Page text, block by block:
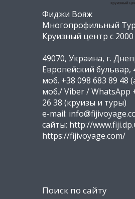
Фиджи Вояж
Многопрофильный
Круизный центр с 2000
49070, Украина, г.
Европейский бульвар,
моб. +38 098 683 89 48
моб./ Viber / WhatsApp
26 38 (круизы и туры)
e-mail:
сайты: http://
https://fijivoyage.com/
Поиск по сайту